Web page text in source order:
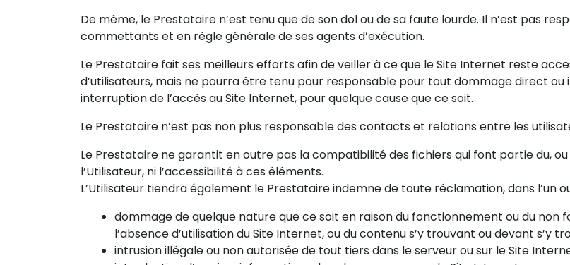
De même, le Prestataire n’est tenu que de son dol ou de sa faute lourde. Il n’est pas
commettants et en règle générale de ses agents d’exécution.
Le Prestataire fait ses meilleurs efforts afin de veiller à ce que le Site Internet reste
d’utilisateurs, mais ne pourra être tenu pour responsable pour tout dommage direct ou
interruption de l’accès au Site Internet, pour quelque cause que ce soit.
Le Prestataire n’est pas non plus responsable des contacts et relations entre les
Le Prestataire ne garantit en outre pas la compatibilité des fichiers qui font partie du,
l’Utilisateur, ni l’accessibilité à ces éléments.
L’Utilisateur tiendra également le Prestataire indemne de toute réclamation, dans l’un
dommage de quelque nature que ce soit en raison du fonctionnement ou du non
l’absence d’utilisation du Site Internet, ou du contenu s’y trouvant ou devant s’y
intrusion illégale ou non autorisée de tout tiers dans le serveur ou sur le Site